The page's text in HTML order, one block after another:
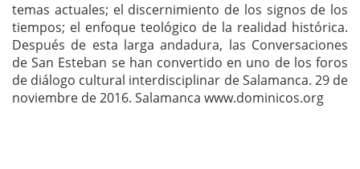
temas actuales; el discernimiento de los signos de los
tiempos; el enfoque teológico de la realidad histórica.
Después de esta larga andadura, las Conversaciones
de San Esteban se han convertido en uno de los foros
de diálogo cultural interdisciplinar de Salamanca. 29 de
noviembre de 2016. Salamanca www.dominicos.org